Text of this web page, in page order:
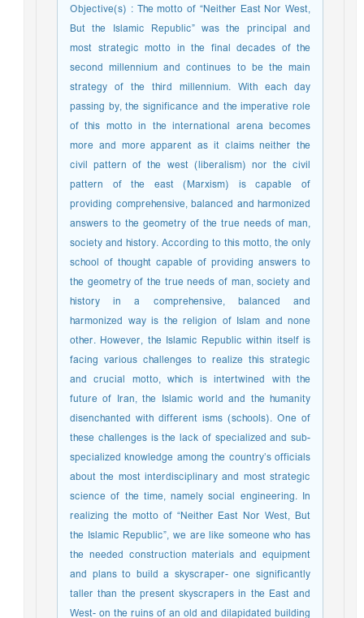
Objective(s) : The motto of “Neither East Nor West,
But the Islamic Republic” was the principal and
most strategic motto in the final decades of the
second millennium and continues to be the main
strategy of the third millennium. With each day
passing by, the significance and the imperative role
of this motto in the international arena becomes
more and more apparent as it claims neither the
civil pattern of the west (liberalism) nor the civil
pattern of the east (Marxism) is capable of
providing comprehensive, balanced and harmonized
answers to the geometry of the true needs of man,
society and history. According to this motto, the only
school of thought capable of providing answers to
the geometry of the true needs of man, society and
history in a comprehensive, balanced and
harmonized way is the religion of Islam and none
other. However, the Islamic Republic within itself is
facing various challenges to realize this strategic
and crucial motto, which is intertwined with the
future of Iran, the Islamic world and the humanity
disenchanted with different isms (schools). One of
these challenges is the lack of specialized and sub-
specialized knowledge among the country’s officials
about the most interdisciplinary and most strategic
science of the time, namely social engineering. In
realizing the motto of “Neither East Nor West, But
the Islamic Republic”, we are like someone who has
the needed construction materials and equipment
and plans to build a skyscraper- one significantly
taller than the present skyscrapers in the East and
West- on the ruins of an old and dilapidated building